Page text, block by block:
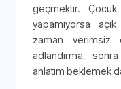
geçmektir.
yapamıyorsa
zaman verimsiz
adlandırma,
anlatım beklemek